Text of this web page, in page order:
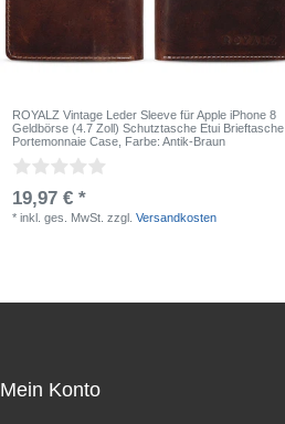
ROYALZ Vintage Leder Sleeve für Apple iPhone 8
Geldbörse (4.7 Zoll) Schutztasche Etui Brieftasche
Portemonnaie Case , Farbe: Antik-Braun
19,97 € *
*inkl. ges. MwSt. zzgl.Versandkosten
Mein Konto